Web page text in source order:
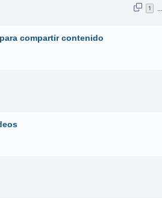
1
compartir contenido